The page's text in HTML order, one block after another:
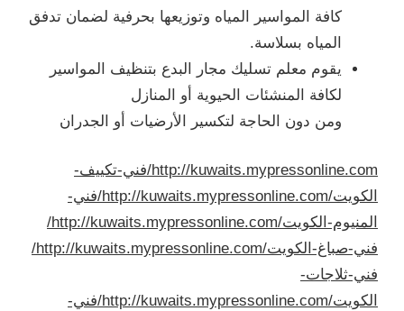
كافة المواسير المياه وتوزيعها بحرفية لضمان تدفق
المياه بسلاسة.
يقوم معلم تسليك مجار البدع بتنظيف المواسير
لكافة المنشئات الحيوية أو المنازل
ومن دون الحاجة لتكسير الأرضيات أو الجدران
http://kuwaits.mypressonline.com/فني-تكييف-
الكويت/
http://kuwaits.mypressonline.com/فني-
المنيوم-الكويت/
http://kuwaits.mypressonline.com/
فني-صباغ-الكويت/
http://kuwaits.mypressonline.com/
فني-ثلاجات-
الكويت/
http://kuwaits.mypressonline.com/فني-